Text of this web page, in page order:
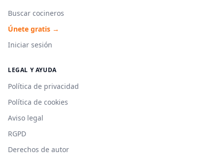
Buscar cocineros
Únete gratis →
Iniciar sesión
LEGAL Y AYUDA
Política de privacidad
Política de cookies
Aviso legal
RGPD
Derechos de autor